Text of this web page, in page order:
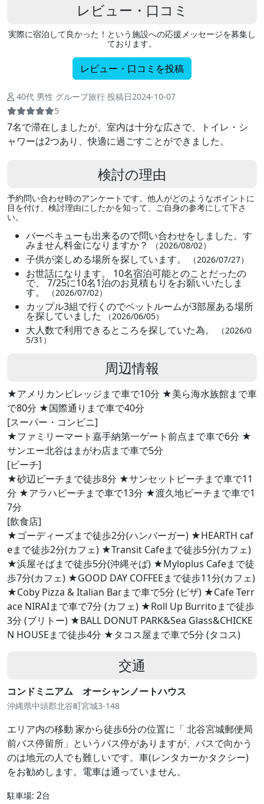
レビュー・口コミ
実際に宿泊して良かった！という施設への応援メッセージを募集し
ております。
レビュー・口コミを投稿
40代 男性 グループ旅行 投稿日2024-10-07
5
7名で滞在しましたが、室内は十分な広さで、トイレ・シ
ャワーは2つあり、快適に過ごすことができました。
検討の理由
予約問い合わせ時のアンケートです。他人がどのようなポイントに
目を付け、検討理由にしたかを知って、ご自身の参考にして下さ
い。
バーベキューも出来るので問い合わせをしました。す
みません料金になりますか？ （2026/08/02）
子供が楽しめる場所を探しています。 （2026/07/27）
お世話になります。 10名宿泊可能とのことだったの
で、 7/25に10名1泊のお見積もりをお願いいたしま
す。 （2026/07/02）
カップル3組で行くのでベットルームが3部屋ある場所
を探していました （2026/06/05）
大人数で利用できるところを探していた為。
（2026/0
5/31）
周辺情報
★アメリカンビレッジまで車で10分 ★美ら海水族館まで車
で80分 ★国際通りまで車で40分
[スーパー・コンビニ]
★ファミリーマート嘉手納第一ゲート前点まで車で6分 ★
サンエー北谷はまがわ店まで車で5分
[ビーチ]
★砂辺ビーチまで徒歩8分 ★サンセットビーチまで車で11
分 ★アラハビーチまで車で13分 ★渡久地ビーチまで車で1
7分
[飲食店]
★ゴーディーズまで徒歩2分(ハンバーガー) ★HEARTH caf
eまで徒歩2分(カフェ) ★Transit Cafeまで徒歩5分(カフェ)
★浜屋そばまで徒歩5分(沖縄そば) ★Myloplus Cafeまで徒
歩7分(カフェ) ★GOOD DAY COFFEEまで徒歩11分(カフェ)
★Coby Pizza & Italian Barまで車で5分 (ピザ) ★Cafe Terr
ace NIRAIまで車で7分 (カフェ) ★Roll Up Burritoまで徒歩
3分 (ブリトー) ★BALL DONUT PARK&Sea Glass&CHICKE
N HOUSEまで徒歩4分 ★タコス屋まで車で5分 (タコス)
交通
コンドミニアム オーシャンノートハウス
沖縄県中頭郡北谷町宮城3-148
エリア内の移動 家から徒歩6分の位置に「 北谷宮城郵便局
前バス停留所」というバス停がありますが、バスで向かう
のは地元の人でも難しいです。車(レンタカーかタクシー)
をお勧めします。電車は通っていません。
駐車場: 2台